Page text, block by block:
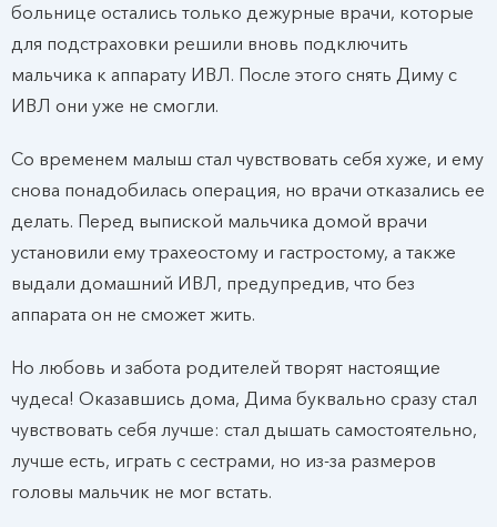
больнице остались только дежурные врачи, которые
для подстраховки решили вновь подключить
мальчика к аппарату ИВЛ. После этого снять Диму с
ИВЛ они уже не смогли.
Со временем малыш стал чувствовать себя хуже, и ему
снова понадобилась операция, но врачи отказались ее
делать. Перед выпиской мальчика домой врачи
установили ему трахеостому и гастростому, а также
выдали домашний ИВЛ, предупредив, что без
аппарата он не сможет жить.
Но любовь и забота родителей творят настоящие
чудеса! Оказавшись дома, Дима буквально сразу стал
чувствовать себя лучше: стал дышать самостоятельно,
лучше есть, играть с сестрами, но из-за размеров
головы мальчик не мог встать.